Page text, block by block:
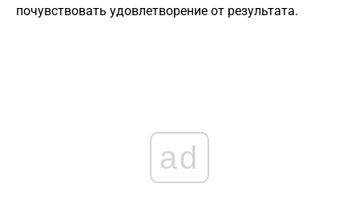
почувствовать удовлетворение от результата.
ad